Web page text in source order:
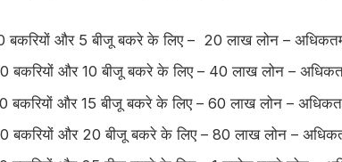
बकरियों और 5 बीजू बकरे के लिए – 20 लाख लोन –
बकरियों और 10 बीजू बकरे के लिए – 40 लाख लोन –
बकरियों और 15 बीजू बकरे के लिए – 60 लाख लोन –
बकरियों और 20 बीजू बकरे के लिए – 80 लाख लोन –